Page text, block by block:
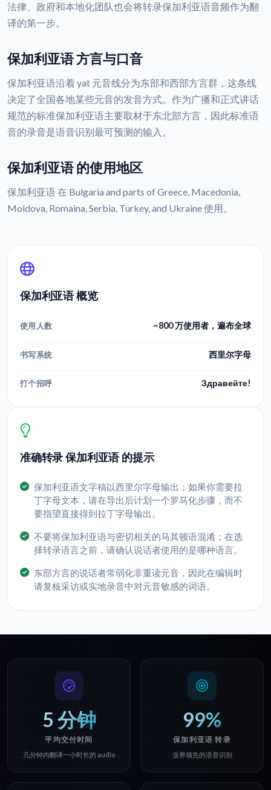
法律、政府和本地化团队也会将转录保加利亚语音频作为翻
译的第一步。
保加利亚语 方言与口音
保加利亚语沿着 yat 元音线分为东部和西部方言群，这条线
决定了全国各地某些元音的发音方式。作为广播和正式讲话
规范的标准保加利亚语主要取材于东北部方言，因此标准语
音的录音是语音识别最可预测的输入。
保加利亚语 的使用地区
保加利亚语 在 Bulgaria and parts of Greece, Macedonia,
Moldova, Romaina, Serbia, Turkey, and Ukraine 使用。
保加利亚语 概览
使用人数 ~800 万使用者，遍布全球
书写系统 西里尔字母
打个招呼 Здравейте!
准确转录 保加利亚语 的提示
保加利亚语文字稿以西里尔字母输出；如果你需要拉
丁字母文本，请在导出后计划一个罗马化步骤，而不
要指望直接得到拉丁字母输出。
不要将保加利亚语与密切相关的马其顿语混淆；在选
择转录语言之前，请确认说话者使用的是哪种语言。
东部方言的说话者常弱化非重读元音，因此在编辑时
请复核采访或实地录音中对元音敏感的词语。
5 分钟
平均交付时间
几分钟内翻译一小时长的 audio
99%
保加利亚语 转录
业界领先的语音识别